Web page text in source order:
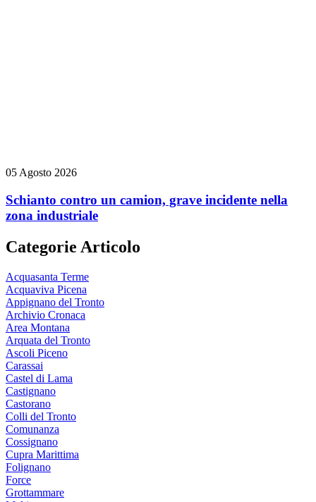
05 Agosto 2026
Schianto contro un camion, grave incidente nella
zona industriale
Categorie Articolo
Acquasanta Terme
Acquaviva Picena
Appignano del Tronto
Archivio Cronaca
Area Montana
Arquata del Tronto
Ascoli Piceno
Carassai
Castel di Lama
Castignano
Castorano
Colli del Tronto
Comunanza
Cossignano
Cupra Marittima
Folignano
Force
Grottammare